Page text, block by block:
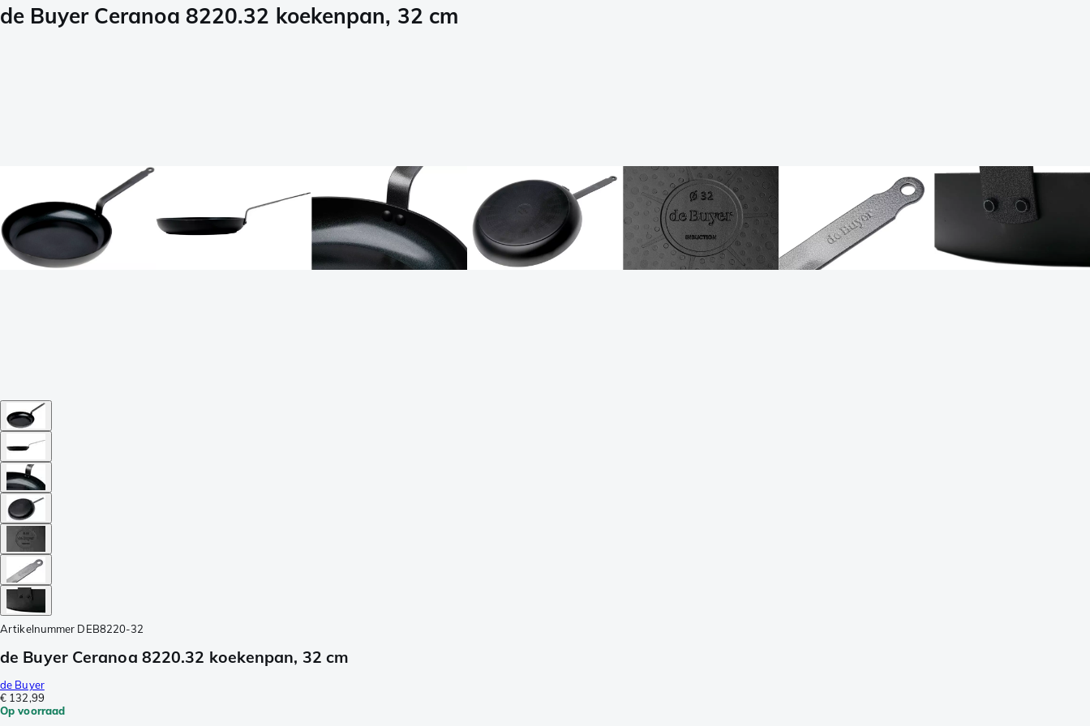
de Buyer Ceranoa 8220.32 koekenpan, 32 cm
Artikelnummer DEB8220-32
de Buyer Ceranoa 8220.32 koekenpan, 32 cm
de Buyer
€ 132,99
Op voorraad